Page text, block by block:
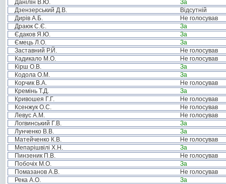
Данілін В.Ю.
За
Дзензерський Д.В.
Відсутній
Дирів А.Б.
Не голосував
Драюк С.Є.
За
Єдаков Я.Ю.
За
Ємець Л.О.
За
Заставний Р.Й.
Не голосував
Кадикало М.О.
Не голосував
Кірш О.В.
За
Кодола О.М.
За
Корчик В.А.
Не голосував
Кремінь Т.Д.
За
Кривошея Г.Г.
Не голосував
Ксенжук О.С.
Не голосував
Левус А.М.
Не голосував
Логвинський Г.В.
За
Лунченко В.В.
За
Матейченко К.В.
Не голосував
Мепарішвілі Х.Н.
За
Пинзеник П.В.
Не голосував
Побочіх М.О.
За
Помазанов А.В.
Не голосував
Река А.О.
За